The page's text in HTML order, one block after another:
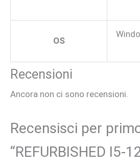
OS
Recensioni
Ancora non ci sono recensioni.
Recensisci per
“REFURBISHED I5-